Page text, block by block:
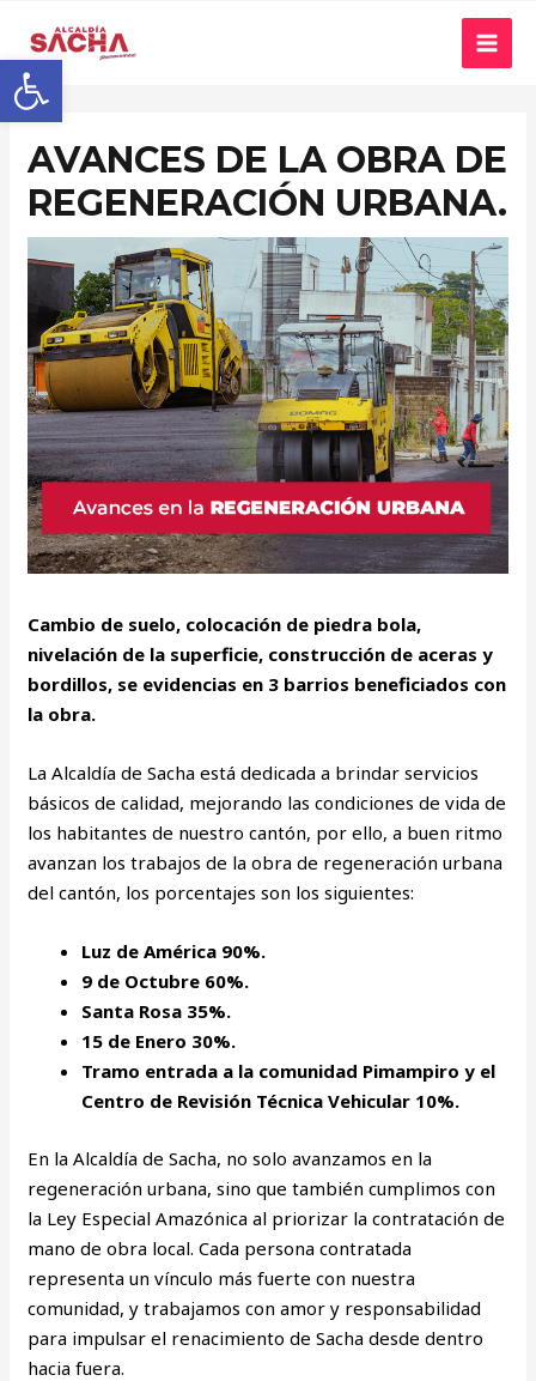
Abrir barra de herramientas
AVANCES DE LA OBRA DE
REGENERACIÓN URBANA.
Cambio de suelo, colocación de piedra bola,
nivelación de la superficie, construcción de aceras y
bordillos, se evidencias en 3 barrios beneficiados con
la obra.
La Alcaldía de Sacha está dedicada a brindar servicios
básicos de calidad, mejorando las condiciones de vida de
los habitantes de nuestro cantón, por ello, a buen ritmo
avanzan los trabajos de la obra de regeneración urbana
del cantón, los porcentajes son los siguientes:
Luz de América 90%.
9 de Octubre 60%.
Santa Rosa 35%.
15 de Enero 30%.
Tramo entrada a la comunidad Pimampiro y el
Centro de Revisión Técnica Vehicular 10%.
En la Alcaldía de Sacha, no solo avanzamos en la
regeneración urbana, sino que también cumplimos con
la Ley Especial Amazónica al priorizar la contratación de
mano de obra local. Cada persona contratada
representa un vínculo más fuerte con nuestra
comunidad, y trabajamos con amor y responsabilidad
para impulsar el renacimiento de Sacha desde dentro
hacia fuera.